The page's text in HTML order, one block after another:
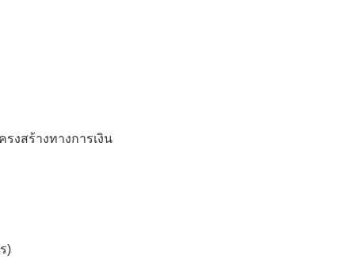
งสร้างทางการเงิน
)